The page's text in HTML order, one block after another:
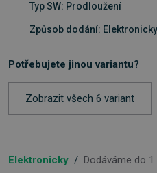
Typ SW: Prodloužení
Způsob dodání: Elektronicky
Potřebujete jinou variantu?
Zobrazit všech 6 variant
Elektronicky / Dodáváme do